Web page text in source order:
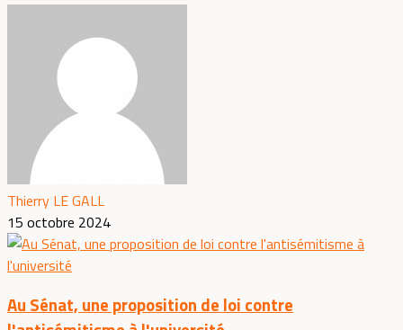
Thierry LE GALL
15 octobre 2024
Au Sénat, une proposition de loi contre